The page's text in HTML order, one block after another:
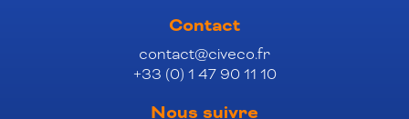
Contact
contact@civeco.fr
+33 (0) 1 47 90 11 10
Nous suivre